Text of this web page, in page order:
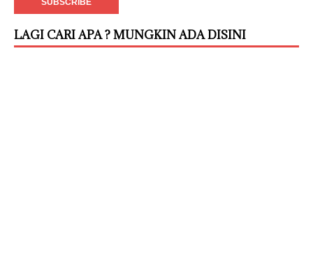
LAGI CARI APA ? MUNGKIN ADA DISINI